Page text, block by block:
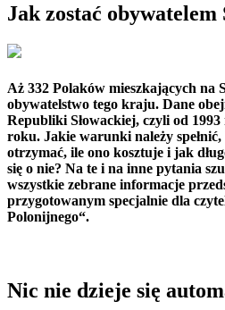
Jak zostać obywatelem
Aż 332 Polaków mieszkających na
obywatelstwo tego kraju. Dane
Republiki Słowackiej, czyli od
roku. Jakie warunki należy spełnić,
otrzymać, ile ono kosztuje i jak
się o nie? Na te i na inne pytania
wszystkie zebrane informacje
przygotowanym specjalnie dla
Polonijnego“.
Nic nie dzieje się